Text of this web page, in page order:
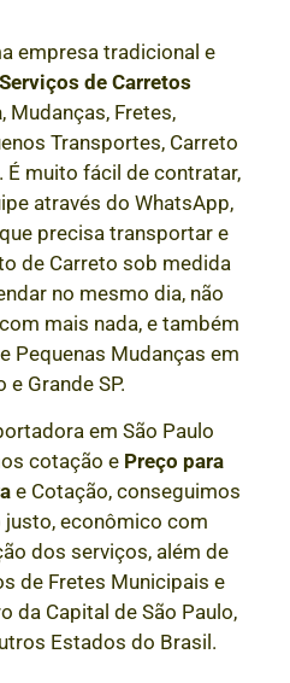
empresa tradicional e
Serviços de Carretos
, Mudanças, Fretes,
Transportes, Carreto
muito fácil de contratar,
através do WhatsApp,
precisa transportar e
de Carreto sob medida
no mesmo dia, não
mais nada, e também
Pequenas Mudanças em
e Grande SP.
em São Paulo
cotação e Preço para
e Cotação, conseguimos
econômico com
dos serviços, além de
de Fretes Municipais e
da Capital de São Paulo,
Estados do Brasil.